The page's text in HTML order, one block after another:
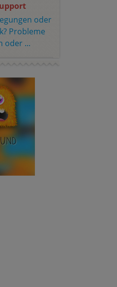
oder
Probleme
oder ...